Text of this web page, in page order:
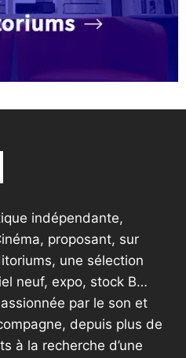
indépendante,
proposant, sur
une sélection
neuf, expo, stock B…
par le son et
depuis plus de
à la recherche d’une